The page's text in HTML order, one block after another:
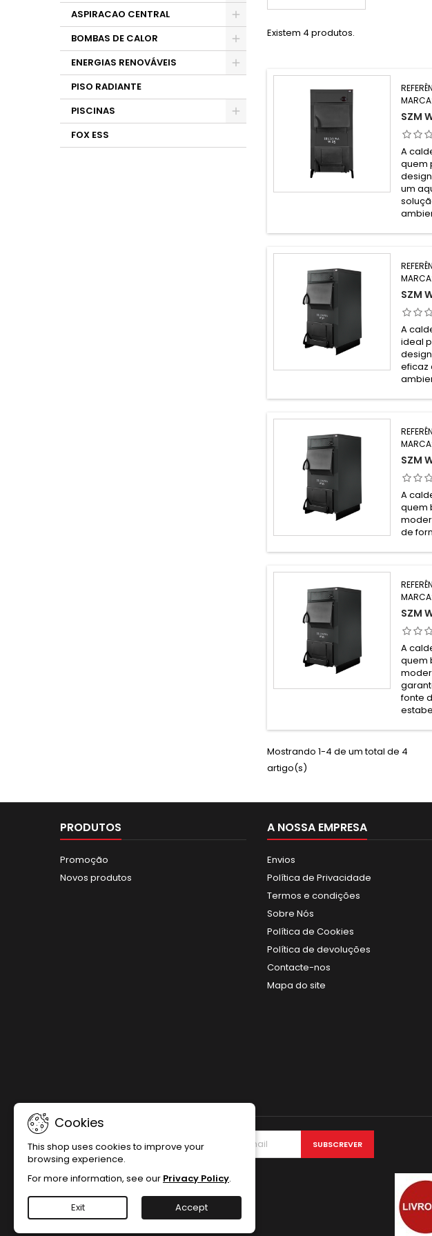
ASPIRACAO CENTRAL
BOMBAS DE CALOR
ENERGIAS RENOVÁVEIS
PISO RADIANTE
PISCINAS
FOX ESS
Existem 4 produtos.
MARCA:
SZM
A
quem
um
MARCA:
SZM
A
ideal
eficaz
MARCA:
SZM
A
quem
de
MARCA:
SZM
A
quem
fonte
Mostrando 1-4 de um total de 4
artigo(s)
PRODUTOS
Promoção
Novos produtos
A NOSSA EMPRESA
Envios
Política de Privacidade
Termos e condições
Sobre Nós
Política de Cookies
Política de devoluções
Contacte-nos
Mapa do site
Cookies
This shop uses cookies to improve your
browsing experience.
For more information, see our Privacy Policy.
Exit Accept
NEWSLETTER